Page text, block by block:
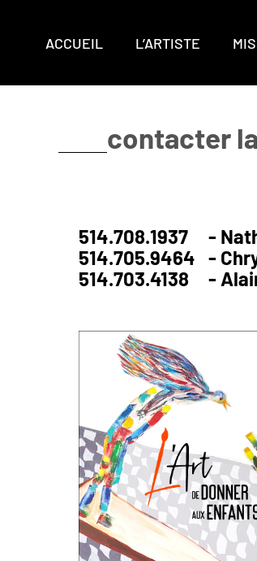
ACCUEIL L’ARTISTE
contacter
514.708.1937
-
514.705.9464 -
514.703.4138
-